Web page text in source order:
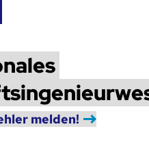
melden!